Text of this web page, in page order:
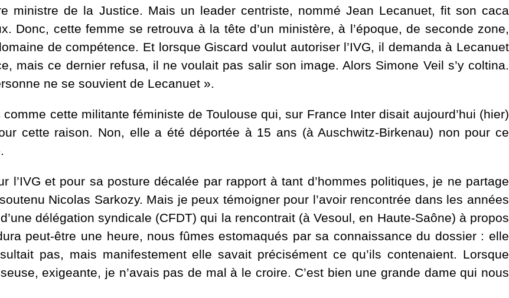
ministre de la Justice. Mais un leader centriste, nommé Jean Lecanuet, fit son caca
Donc, cette femme se retrouva à la tête d’un ministère, à l’époque, de seconde zone,
de compétence. Et lorsque Giscard voulut autoriser l’IVG, il demanda à Lecanuet
mais ce dernier refusa, il ne voulait pas salir son image. Alors Simone Veil s’y coltina.
ne se souvient de Lecanuet ».
cette militante féministe de Toulouse qui, sur France Inter disait aujourd’hui (hier)
cette raison. Non, elle a été déportée à 15 ans (à Auschwitz-Birkenau) non pour ce
l’IVG et pour sa posture décalée par rapport à tant d’hommes politiques, je ne partage
Nicolas Sarkozy. Mais je peux témoigner pour l’avoir rencontrée dans les années
délégation syndicale (CFDT) qui la rencontrait (à Vesoul, en Haute-Saône) à propos
peut-être une heure, nous fûmes estomaqués par sa connaissance du dossier : elle
pas, mais manifestement elle savait précisément ce qu’ils contenaient. Lorsque
exigeante, je n’avais pas de mal à le croire. C’est bien une grande dame qui nous